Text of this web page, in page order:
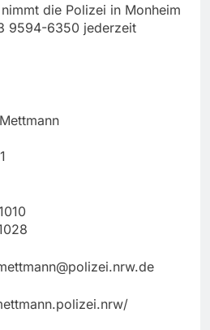
die Polizei in Monheim
9594-6350 jederzeit